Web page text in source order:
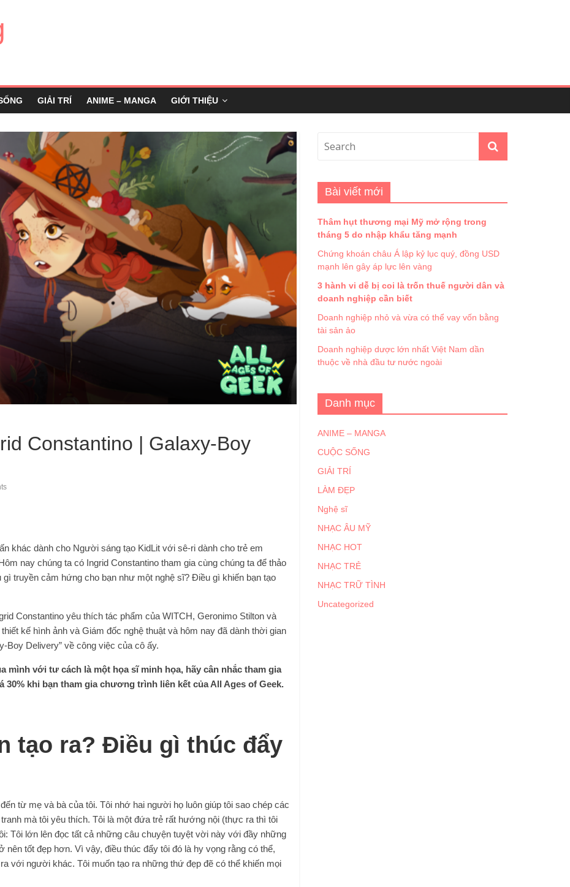
GIẢI TRÍ ANIME – MANGA GIỚI THIỆU
Constantino | Galaxy-Boy
khác dành cho Người sáng tạo KidLit với sê-ri dành cho trẻ em
nay chúng ta có Ingrid Constantino tham gia cùng chúng ta để thảo
truyền cảm hứng cho bạn như một nghệ sĩ? Điều gì khiến bạn tạo
Constantino yêu thích tác phẩm của WITCH, Geronimo Stilton và
kế hình ảnh và Giám đốc nghệ thuật và hôm nay đã dành thời gian
Boy Delivery” về công việc của cô ấy.
mình với tư cách là một họa sĩ minh họa, hãy cân nhắc tham gia
khi bạn tham gia chương trình liên kết của All Ages of Geek.
tạo ra? Điều gì thúc đẩy
từ mẹ và bà của tôi. Tôi nhớ hai người họ luôn giúp tôi sao chép các
mà tôi yêu thích. Tôi là một đứa trẻ rất hướng nội (thực ra thì tôi
Tôi lớn lên đọc tất cả những câu chuyện tuyệt vời này với đầy những
tốt đẹp hơn. Vì vậy, điều thúc đẩy tôi đó là hy vọng rằng có thể,
với người khác. Tôi muốn tạo ra những thứ đẹp đẽ có thể khiến mọi
Bài viết mới
Thâm hụt thương mại Mỹ mở rộng trong
tháng 5 do nhập khẩu tăng mạnh
Chứng khoán châu Á lập kỷ lục quý, đồng USD
mạnh lên gây áp lực lên vàng
3 hành vi dễ bị coi là trốn thuế người dân và
doanh nghiệp cần biết
Doanh nghiệp nhỏ và vừa có thể vay vốn bằng
tài sản ảo
Doanh nghiệp dược lớn nhất Việt Nam dần
thuộc về nhà đầu tư nước ngoài
Danh mục
ANIME – MANGA
CUỘC SỐNG
GIẢI TRÍ
LÀM ĐẸP
Nghệ sĩ
NHẠC ÂU MỸ
NHẠC HOT
NHẠC TRẺ
NHẠC TRỮ TÌNH
Uncategorized